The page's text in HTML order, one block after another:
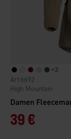
+3
Damen
High Mountain
6692
39 €